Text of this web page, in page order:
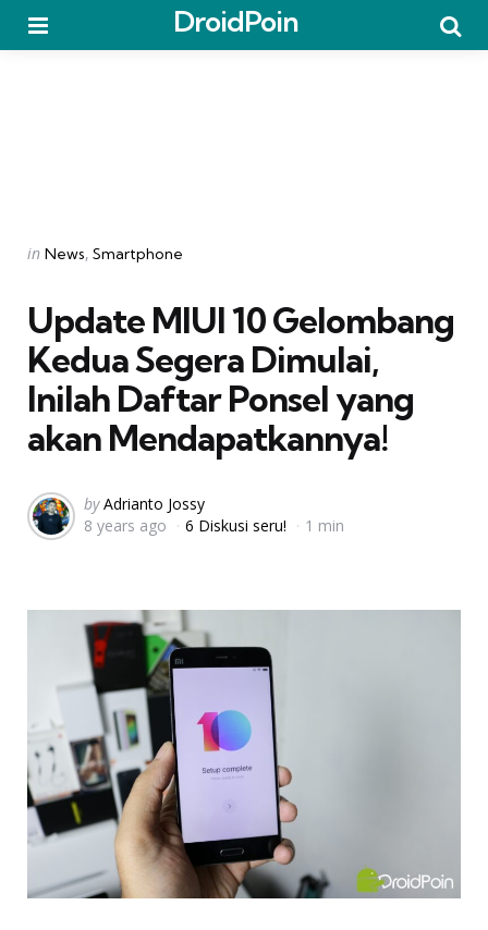
DroidPoin
Categories
Posted
in News Smartphone
Update MIUI 10 Gelombang
Kedua Segera Dimulai,
Inilah Daftar Ponsel yang
akan Mendapatkannya!
Posted
by
by Adrianto Jossy
8 years ago
6 Diskusi seru! 1 min